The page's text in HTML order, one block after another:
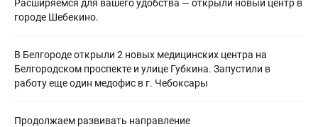
Расширяемся для вашего удобства — открыли новый центр в
городе Шебекино.
В Белгороде открыли 2 новых медицинских центра на
Белгородском проспекте и улице Губкина. Запустили в
работу еще один медофис в г. Чебоксары
Продолжаем развивать направление